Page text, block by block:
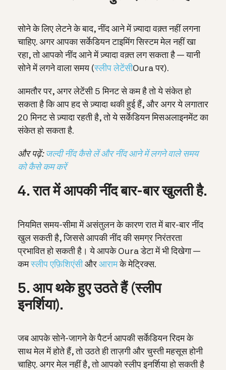
सोने के लिए लेटने के बाद, नींद आने में ज़्यादा वक़्त नहीं लगना
चाहिए. अगर आपका सर्केडियन टाइमिंग सिस्टम मेल नहीं खा
रहा, तो आपको नींद आने में ज़्यादा वक़्त लग सकता है — यानी
सोने में लगने वाला समय (स्लीप लेटेंसीOura पर).
आमतौर पर, अगर लेटेंसी 5 मिनट से कम है तो ये संकेत हो
सकता है कि आप हद से ज़्यादा थकी हुई हैं, और अगर ये लगातार
20 मिनट से ज़्यादा रहती है, तो ये सर्केडियन मिसअलाइनमेंट का
संकेत हो सकता है.
और पढ़ें: जल्दी नींद कैसे लें और नींद आने में लगने वाले समय
को कैसे कम करें
4. रात में आपकी नींद बार-बार खुलती है.
नियमित समय-सीमा में असंतुलन के कारण रात में बार-बार नींद
खुल सकती है, जिससे आपकी नींद की समग्र निरंतरता
प्रभावित हो सकती है। ये आपके Oura डेटा में भी दिखेगा —
कमस्‍लीप एफ़ि‍शिएंसीऔर आरामके मेट्रिक्स.
5. आप थके हुए उठते हैं (स्लीप
इनर्शिया).
जब आपके सोने-जागने के पैटर्न आपकी सर्केडियन रिदम के
साथ मेल में होते हैं, तो उठते ही ताज़गी और चुस्ती महसूस होनी
चाहिए. अगर मेल नहीं है, तो आपको स्लीप इनर्शिया हो सकती है